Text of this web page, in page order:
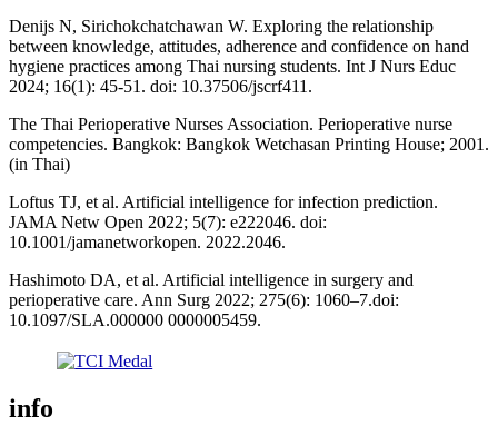
Denijs N, Sirichokchatchawan W. Exploring the relationship
between knowledge, attitudes, adherence and confidence on hand
hygiene practices among Thai nursing students. Int J Nurs Educ
2024; 16(1): 45-51. doi: 10.37506/jscrf411.
The Thai Perioperative Nurses Association. Perioperative nurse
competencies. Bangkok: Bangkok Wetchasan Printing House; 2001.
(in Thai)
Loftus TJ, et al. Artificial intelligence for infection prediction.
JAMA Netw Open 2022; 5(7): e222046. doi:
10.1001/jamanetworkopen. 2022.2046.
Hashimoto DA, et al. Artificial intelligence in surgery and
perioperative care. Ann Surg 2022; 275(6): 1060–7.doi:
10.1097/SLA.000000 0000005459.
info